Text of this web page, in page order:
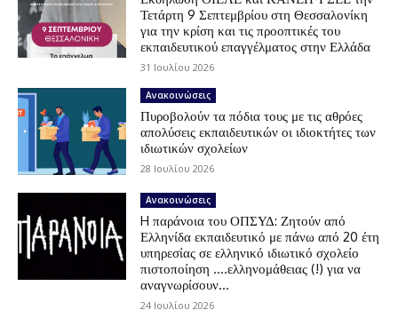
Τετάρτη 9 Σεπτεμβρίου στη Θεσσαλονίκη
για την κρίση και τις προοπτικές του
εκπαιδευτικού επαγγέλματος στην Ελλάδα
31 Ιουλίου 2026
Ανακοινώσεις
Πυροβολούν τα πόδια τους με τις αθρόες
απολύσεις εκπαιδευτικών οι ιδιοκτήτες των
ιδιωτικών σχολείων
28 Ιουλίου 2026
Ανακοινώσεις
H παράνοια του ΟΠΣΥΔ: Ζητούν από
Ελληνίδα εκπαιδευτικό με πάνω από 20 έτη
υπηρεσίας σε ελληνικό ιδιωτικό σχολείο
πιστοποίηση ….ελληνομάθειας (!) για να
αναγνωρίσουν...
24 Ιουλίου 2026